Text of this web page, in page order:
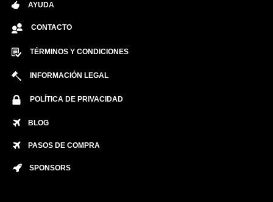
AYUDA
CONTACTO
TÉRMINOS Y CONDICIONES
INFORMACIÓN LEGAL
POLÍTICA DE PRIVACIDAD
BLOG
PASOS DE COMPRA
SPONSORS